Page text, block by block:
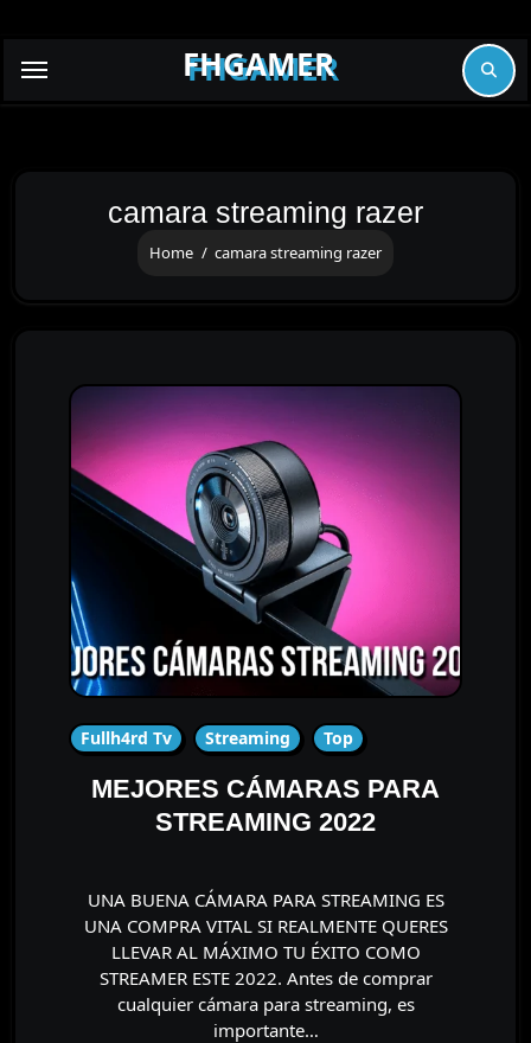
FHGAMER
camara streaming razer
Home camara streaming razer
Fullh4rd Tv Streaming Top
MEJORES CÁMARAS PARA
STREAMING 2022
UNA BUENA CÁMARA PARA STREAMING ES
UNA COMPRA VITAL SI REALMENTE QUERES
LLEVAR AL MÁXIMO TU ÉXITO COMO
STREAMER ESTE 2022. Antes de comprar
cualquier cámara para streaming, es
importante…